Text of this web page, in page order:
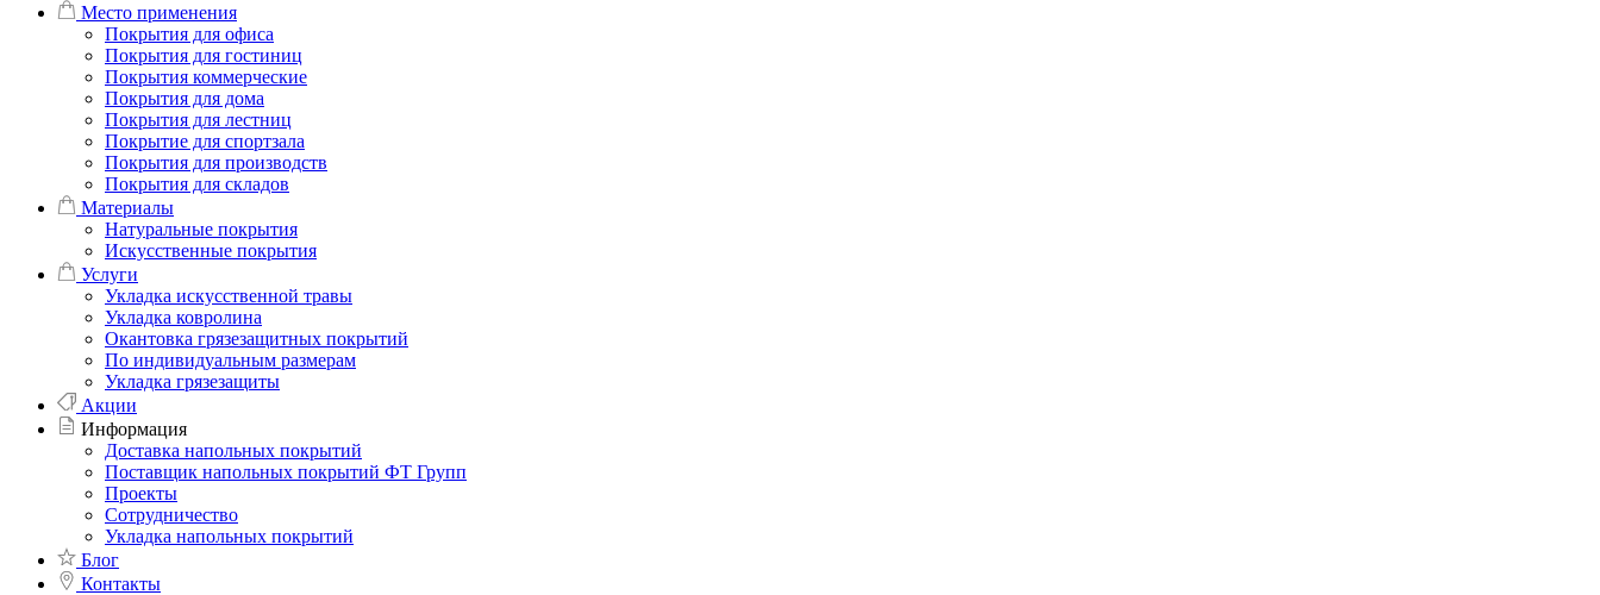
Место применения
Покрытия для офиса
Покрытия для гостиниц
Покрытия коммерческие
Покрытия для дома
Покрытия для лестниц
Покрытие для спортзала
Покрытия для производств
Покрытия для складов
Материалы
Натуральные покрытия
Искусственные покрытия
Услуги
Укладка искусственной травы
Укладка ковролина
Окантовка грязезащитных покрытий
По индивидуальным размерам
Укладка грязезащиты
Акции
Информация
Доставка напольных покрытий
Поставщик напольных покрытий ФТ Групп
Проекты
Сотрудничество
Укладка напольных покрытий
Блог
Контакты